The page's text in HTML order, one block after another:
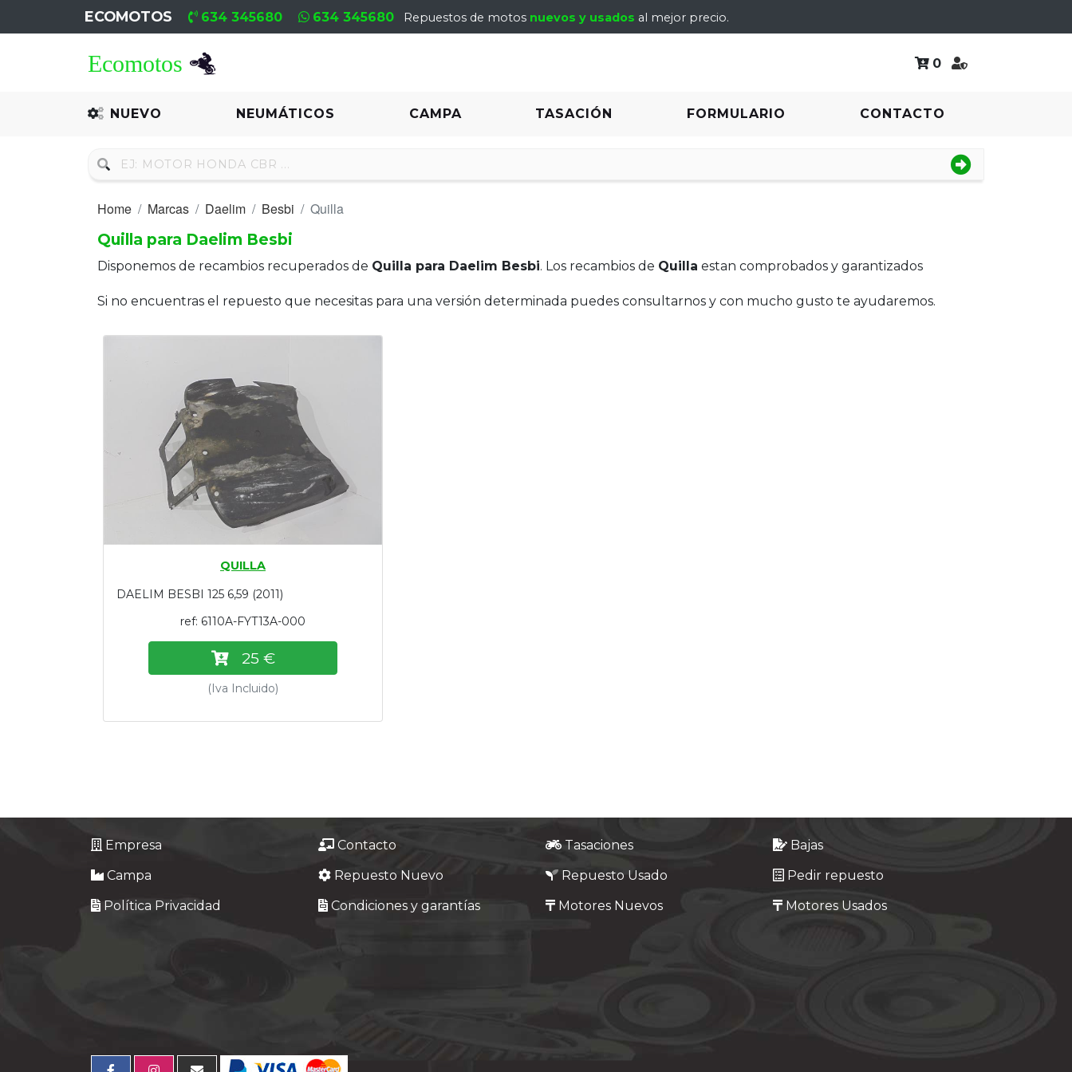
ECOMOTOS 634 345680 634 345680 Repuestos de motos nuevos y usados al mejor precio.
0
NUEVO NEUMÁTICOS CAMPA TASACIÓN FORMULARIO CONTACTO
Recambio
Neumáticos
Motores
Tasaciones
Home Marcas Daelim Besbi
Quilla
Quilla para Daelim Besbi
Disponemos de recambios recuperados de Quilla para Daelim Besbi. Los recambios de Quilla estan comprobados y garantizados
Si no encuentras el repuesto que necesitas para una versión determinada puedes consultarnos y con mucho gusto te ayudaremos.
QUILLA
DAELIM BESBI 125 6,59 (2011)
ref: 6110A-FYT13A-000
25 €
(Iva Incluido)
Empresa Contacto Tasaciones
Bajas
Campa
Repuesto Nuevo Repuesto Usado
Pedir repuesto
Política Privacidad
Condiciones y garantías Motores Nuevos Motores Usados